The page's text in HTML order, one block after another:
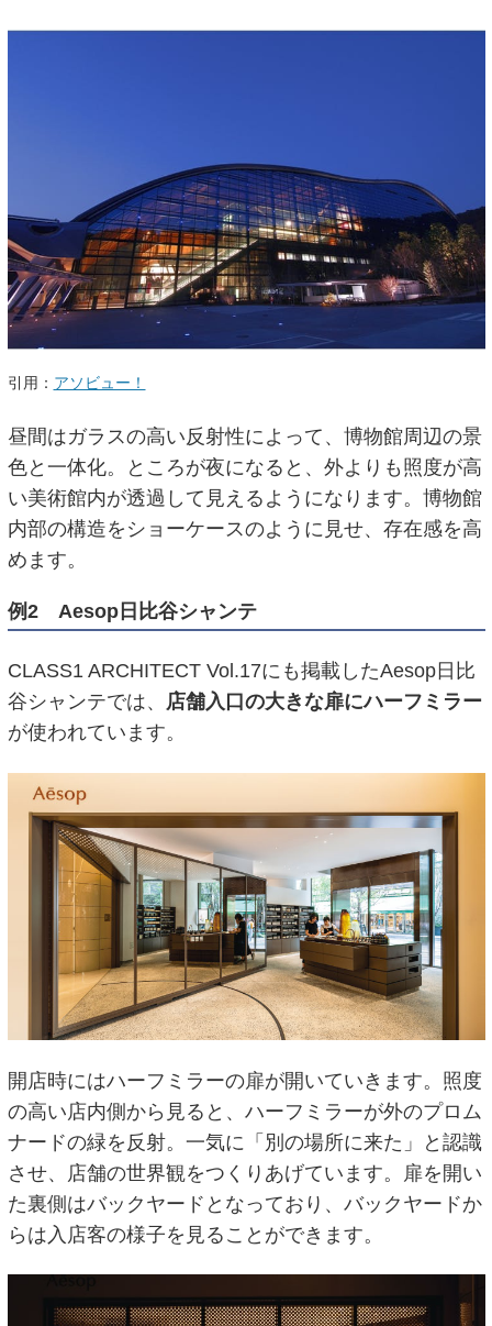
引用： アソビュー！
昼間はガラスの高い反射性によって、博物館周辺の景
色と一体化。ところが夜になると、外よりも照度が高
い美術館内が透過して見えるようになります。博物館
内部の構造をショーケースのように見せ、存在感を高
めます。
例2 Aesop日比谷シャンテ
CLASS1 ARCHITECT Vol.17にも掲載したAesop日比
谷シャンテでは、 店舗入口の大きな扉にハーフミラー
が使われています。
開店時にはハーフミラーの扉が開いていきます。照度
の高い店内側から見ると、ハーフミラーが外のプロム
ナードの緑を反射。一気に「別の場所に来た」と認識
させ、店舗の世界観をつくりあげています。扉を開い
た裏側はバックヤードとなっており、バックヤードか
らは入店客の様子を見ることができます。